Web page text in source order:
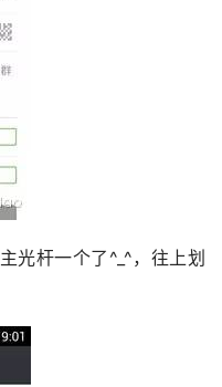
光杆一个了^_^，往上划